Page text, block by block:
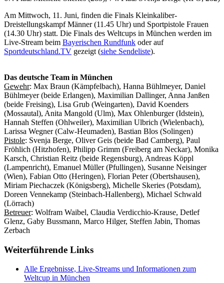
Am Mittwoch, 11. Juni, finden die Finals Kleinkaliber-
Dreistellungskampf Männer (11.45 Uhr) und Sportpistole Frauen
(14.30 Uhr) statt. Die Finals des Weltcups in München werden im
Live-Stream beim Bayerischen Rundfunk oder auf
Sportdeutschland.TV gezeigt (siehe Sendeliste).
Das deutsche Team in München
Gewehr: Max Braun (Kämpfelbach), Hanna Bühlmeyer, Daniel
Bühlmeyer (beide Erlangen), Maximilian Dallinger, Anna Janßen
(beide Freising), Lisa Grub (Weingarten), David Koenders
(Mossautal), Anita Mangold (Ulm), Max Ohlenburger (Idstein),
Hannah Steffen (Ohlweiler), Maximilian Ulbrich (Wielenbach),
Larissa Wegner (Calw-Heumaden), Bastian Blos (Solingen)
Pistole: Svenja Berge, Oliver Geis (beide Bad Camberg), Paul
Fröhlich (Hitzhofen), Philipp Grimm (Freiberg am Neckar), Monika
Karsch, Christian Reitz (beide Regensburg), Andreas Köppl
(Lampenricht), Emanuel Müller (Pfullingen), Susanne Neisinger
(Wien), Fabian Otto (Heringen), Florian Peter (Obertshausen),
Miriam Piechaczek (Königsberg), Michelle Skeries (Potsdam),
Doreen Vennekamp (Steinbach-Hallenberg), Michael Schwald
(Lörrach)
Betreuer: Wolfram Waibel, Claudia Verdicchio-Krause, Detlef
Glenz, Gaby Bussmann, Marco Hilger, Steffen Jabin, Thomas
Zerbach
Weiterführende Links
Alle Ergebnisse, Live-Streams und Informationen zum
Weltcup in München